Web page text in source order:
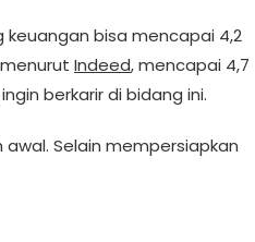
bisa mencapai 4,2
Indeed, mencapai 4,7
berkarir di bidang ini.
Selain mempersiapkan